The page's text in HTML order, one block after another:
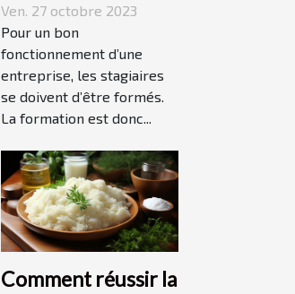
stagiaires à JP2A-
Génèse ?
Ven. 27 octobre 2023
Pour un bon
fonctionnement d’une
entreprise, les stagiaires
se doivent d’être formés.
La formation est donc...
Comment réussir la